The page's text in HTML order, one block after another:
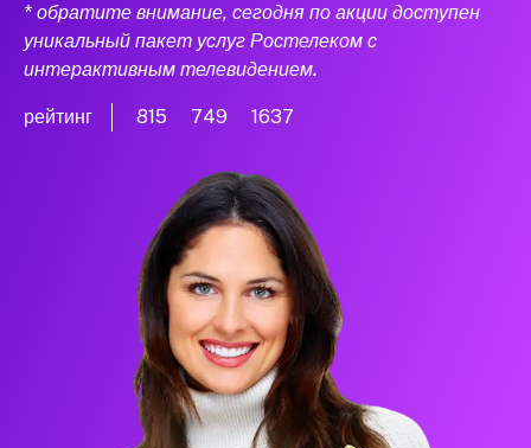
* обратите внимание, сегодня по акции доступен
уникальный пакет услуг Ростелеком с
интерактивным телевидением.
рейтинг 815 749 1637